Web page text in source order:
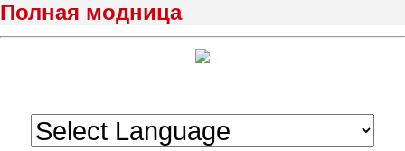
Полная модница